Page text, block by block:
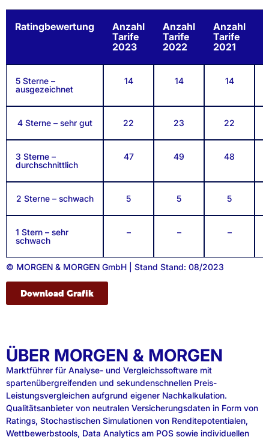
Ratingbewertung
Anzahl
Tarife
2023
Anzahl
Tarife
2022
Anzahl
Tarife
2021
5 Sterne –
ausgezeichnet
14 14 14
4 Sterne – sehr gut 22 23 22
3 Sterne –
durchschnittlich
47 49 48
2 Sterne – schwach 5 5 5
1 Stern – sehr
schwach
– – –
© MORGEN & MORGEN GmbH | Stand Stand: 08/2023
Download Grafik
ÜBER MORGEN & MORGEN
Marktführer für Analyse- und Vergleichssoftware mit
spartenübergreifenden und sekundenschnellen Preis-
Leistungsvergleichen aufgrund eigener Nachkalkulation.
Qualitätsanbieter von neutralen Versicherungsdaten in Form von
Ratings, Stochastischen Simulationen von Renditepotentialen,
Wettbewerbstools, Data Analytics am POS sowie individuellen